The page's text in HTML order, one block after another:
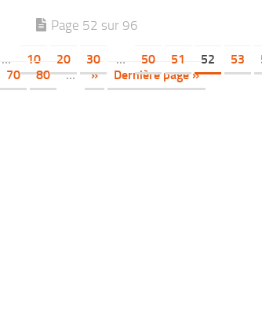
Page 52 sur 96
… 10 20 30 … 50 51 52 53
70 80 … » Dernière page »